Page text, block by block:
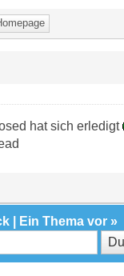
hat sich erledigt
Ein Thema vor »